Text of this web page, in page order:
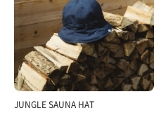
JUNGLE SAUNA HAT